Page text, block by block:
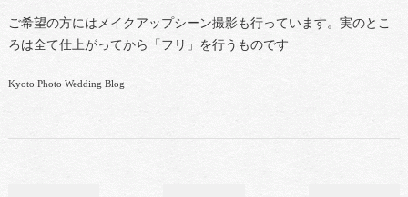
ご希望の方にはメイクアップシーン撮影も行っています。実のとこ
ろは全て仕上がってから「フリ」を行うものです
Kyoto Photo Wedding Blog